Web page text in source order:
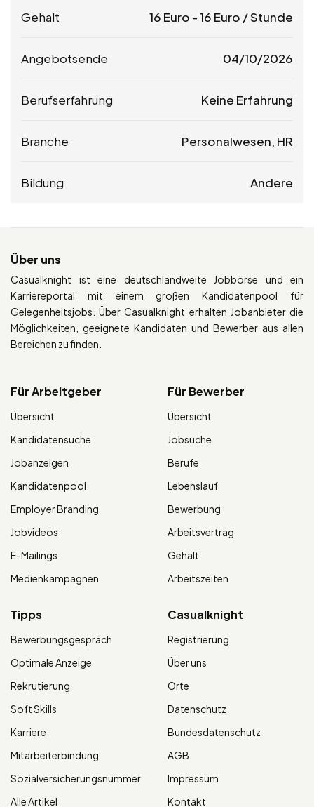
Gehalt 16 Euro -16 Euro / Stunde
Angebotsende 04/10/2026
Berufserfahrung Keine Erfahrung
Branche Personalwesen, HR
Bildung Andere
Über uns
Casualknight ist eine deutschlandweite Jobbörse und ein
Karriereportal mit einem großen Kandidatenpool für
Gelegenheitsjobs. Über Casualknight erhalten Jobanbieter die
Möglichkeiten, geeignete Kandidaten und Bewerber aus allen
Bereichen zu finden.
Für Arbeitgeber
Übersicht
Kandidatensuche
Jobanzeigen
Kandidatenpool
Employer Branding
Jobvideos
E-Mailings
Medienkampagnen
Für Bewerber
Übersicht
Jobsuche
Berufe
Lebenslauf
Bewerbung
Arbeitsvertrag
Gehalt
Arbeitszeiten
Tipps
Bewerbungsgespräch
Optimale Anzeige
Rekrutierung
Soft Skills
Karriere
Mitarbeiterbindung
Sozialversicherungsnummer
Alle Artikel
Casualknight
Registrierung
Über uns
Orte
Datenschutz
Bundesdatenschutz
AGB
Impressum
Kontakt